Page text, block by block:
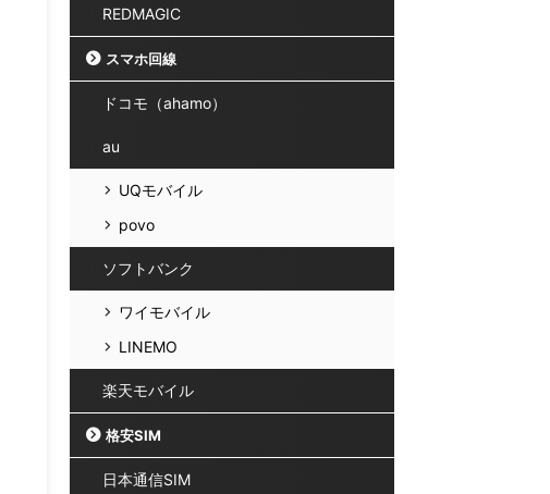
REDMAGIC
スマホ回線
ドコモ（ahamo）
au
UQモバイル
povo
ソフトバンク
ワイモバイル
LINEMO
楽天モバイル
格安SIM
日本通信SIM